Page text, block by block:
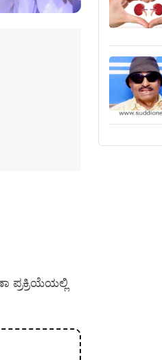
ಪ್ರಕ್ರಿಯೆಯಲ್ಲಿ